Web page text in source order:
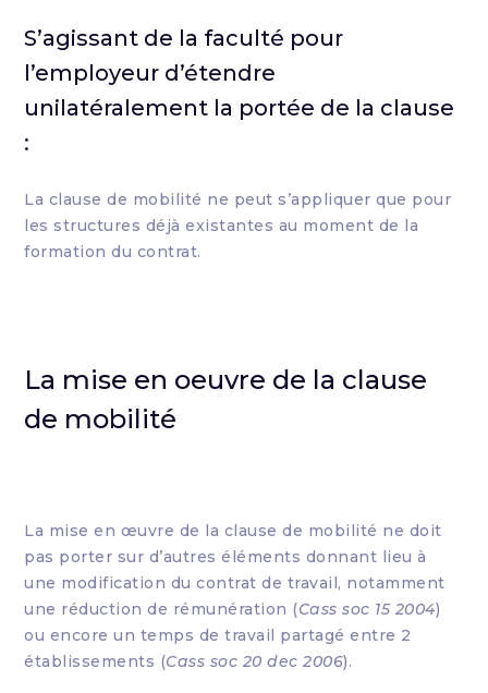
S’agissant de la faculté pour
l’employeur d’étendre
unilatéralement la portée de la clause
:
La clause de mobilité ne peut s’appliquer que pour
les structures déjà existantes au moment de la
formation du contrat.
La mise en oeuvre de la clause
de mobilité
La mise en œuvre de la clause de mobilité ne doit
pas porter sur d’autres éléments donnant lieu à
une modification du contrat de travail, notamment
une réduction de rémunération (Cass soc 15 2004)
ou encore un temps de travail partagé entre 2
établissements (Cass soc 20 dec 2006).